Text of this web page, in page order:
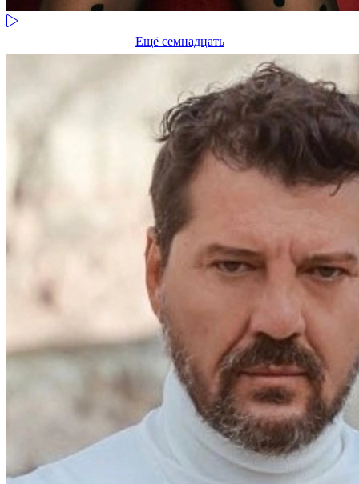
Ещё семнадцать